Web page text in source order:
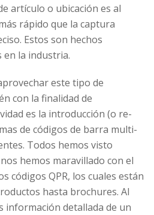
artículo o ubicación es al
rápido que la captura
Estos son hechos
en la industria.
este tipo de
con la finalidad de
es la introducción (o re-
de códigos de barra multi-
Todos hemos visto
hemos maravillado con el
códigos QPR, los cuales están
hasta brochures. Al
información detallada de un